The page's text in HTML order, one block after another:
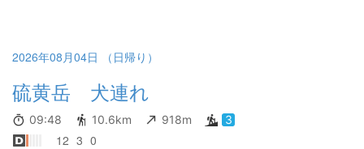
2026年08月04日 （日帰り）
硫黄岳 犬連れ
09:48 10.6km 918m 3
12 3 0